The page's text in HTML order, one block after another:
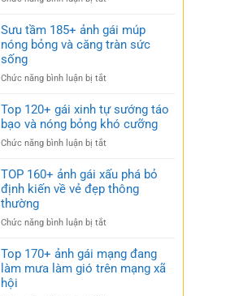
cực
quyến
váy
ngắn
ẩn
quyến
rũ
149+
bộ
xinh
váy
nhẹ
cực
cuốn
hút
Sưu tầm 185+ ảnh gái múp
nóng bỏng và căng tràn sức
sống
Chức năng bình luận bị tắt
tầm
185+
gái
nóng
bỏng
tràn
sống
Top 120+ gái xinh tự sướng táo
bạo và nóng bỏng khó cưỡng
Chức năng bình luận bị tắt
120+
gái
sướng
bạo
và
TOP 160+ ảnh gái xấu phá bỏ
định kiến về vẻ đẹp thông
thường
Chức năng bình luận bị tắt
160+
ảnh
Top 170+ ảnh gái mạng đang
làm mưa làm gió trên mạng xã
hội